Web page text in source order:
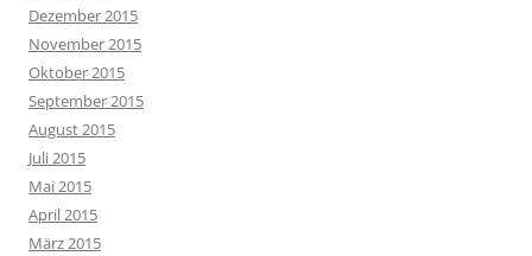
Dezember 2015
November 2015
Oktober 2015
September 2015
August 2015
Juli 2015
Mai 2015
April 2015
März 2015